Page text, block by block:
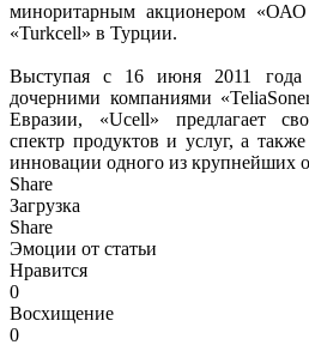
миноритарным акционером
«Turkcell» в Турции.
Выступая с 16 июня 2011
дочерними компаниями
Евразии, «Ucell» предлагает
спектр продуктов и услуг, а
инновации одного из крупнейших
Share
Загрузка
Share
Эмоции от статьи
Нравится
0
Восхищение
0